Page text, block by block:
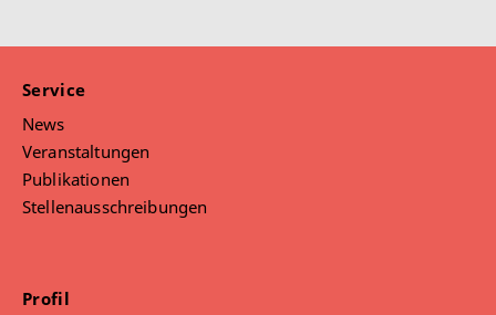
Service
News
Veranstaltungen
Publikationen
Stellenausschreibungen
Profil